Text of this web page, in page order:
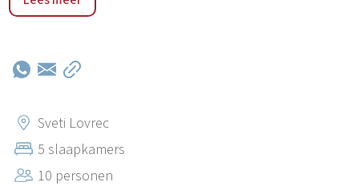
stad Porec en op slechts 20 km van Rovinj. De winkel,
buurt zijn er fietspaden die het achterland verbinden met
bestemming voor gezinnen met kinderen. De
dichtstbijzijnde stranden (Porec, Vrsar) zijn bereikbaar in
slechts 15 minuten rijden met de auto. Vlakbij ligt de
beroemde Lim Fjord, bekend om zijn prachtige
Sveti Lovrec
5 slaapkamers
10 personen